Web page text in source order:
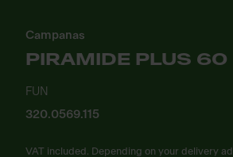
Campanas
PIRAMIDE PLUS 60
FUN
320.0569.115
VAT included. Depending on your delivery